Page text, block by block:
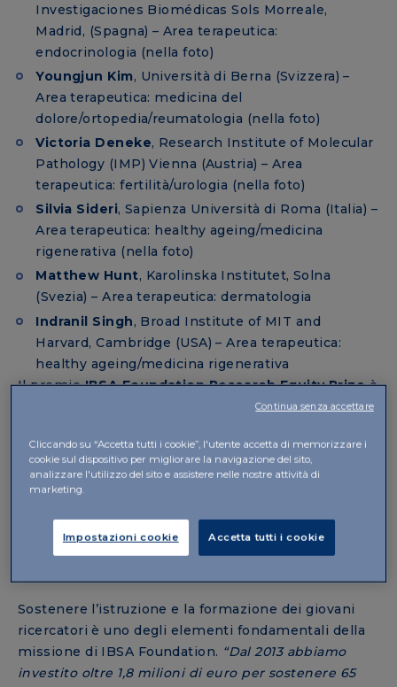
Investigaciones Biomédicas Sols Morreale,
Madrid, (Spagna) – Area terapeutica:
endocrinologia (nella foto)
Youngjun Kim, Università di Berna (Svizzera) –
Area terapeutica: medicina del
dolore/ortopedia/reumatologia (nella foto)
Victoria Deneke, Research Institute of Molecular
Pathology (IMP) Vienna (Austria) – Area
terapeutica: fertilità/urologia (nella foto)
Silvia Sideri, Sapienza Università di Roma (Italia) –
Area terapeutica: healthy ageing/medicina
rigenerativa (nella foto)
Matthew Hunt, Karolinska Institutet, Solna
(Svezia) – Area terapeutica: dermatologia
Indranil Singh, Broad Institute of MIT and
Harvard, Cambridge (USA) – Area terapeutica:
healthy ageing/medicina rigenerativa
Il premioIBSA Foundation Research Equity Prizeè
Hernán Andrés Morales-
(Ecuador).
SCIENZA
Sostenere l’istruzione e la formazione dei giovani
ricercatori è uno degli elementi fondamentali della
missione di IBSA Foundation. “Dal 2013 abbiamo
investito oltre 1,8 milioni di euro per sostenere 65
Cliccando su “Accetta tutti i cookie”, l'utente accetta di memorizzare i
cookie sul dispositivo per migliorare la navigazione del sito,
analizzare l'utilizzo del sito e assistere nelle nostre attività di
marketing.
Impostazioni cookie Accetta tutti i cookie
Continua senza accettare